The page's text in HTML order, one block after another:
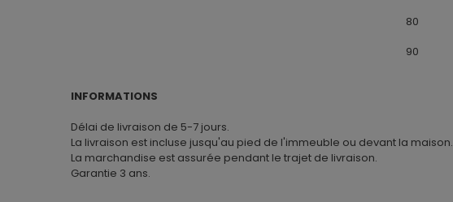
80
90
INFORMATIONS
Délai de livraison de 5-7 jours.
La livraison est incluse jusqu'au pied de l'immeuble ou devant la maison.
La marchandise est assurée pendant le trajet de livraison.
Garantie 3 ans.